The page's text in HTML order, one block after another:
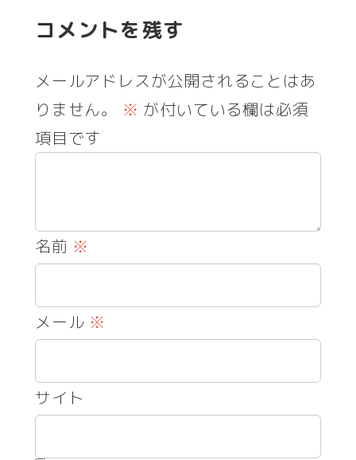
コメントを残す
メールアドレスが公開されることはあ
りません。
※ が付いている欄は必須
項目です
名前 ※
メール ※
サイト